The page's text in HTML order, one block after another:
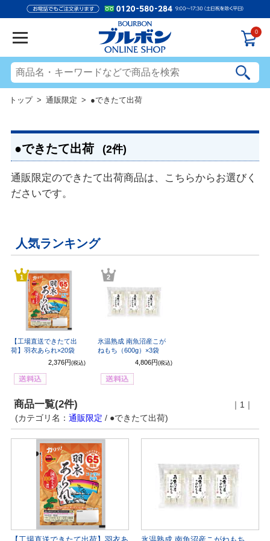
0
トップ> 通販限定 > ●できたて出荷
●できたて出荷 (2件)
通販限定のできたて出荷商品は、こちらからお選びく
ださいです。
人気ランキング
1
【工場直送できたて出
荷】羽衣あられ×20袋
2,376円 (税込)
2
氷温熟成 南魚沼産こが
ねもち（600g）×3袋
4,806円 (税込)
商品一覧(2件)
｜1｜
(カテゴリ名： 通販限定 / ●できたて出荷)